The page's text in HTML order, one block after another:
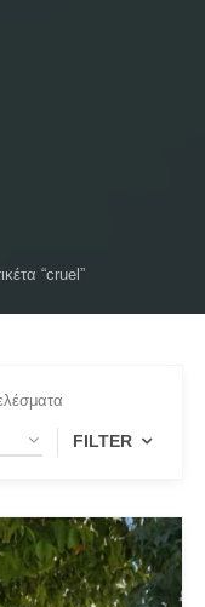
“cruel”
FILTER
(1)